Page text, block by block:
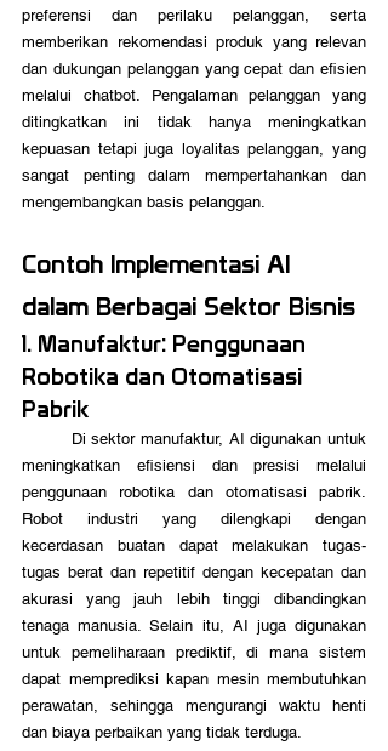
preferensi dan perilaku pelanggan, serta
memberikan rekomendasi produk yang relevan
dan dukungan pelanggan yang cepat dan efisien
melalui chatbot. Pengalaman pelanggan yang
ditingkatkan ini tidak hanya meningkatkan
kepuasan tetapi juga loyalitas pelanggan, yang
sangat penting dalam mempertahankan dan
mengembangkan basis pelanggan.
Contoh Implementasi AI
dalam Berbagai Sektor Bisnis
1. Manufaktur: Penggunaan
Robotika dan Otomatisasi
Pabrik
meningkatkan efisiensi dan presisi melalui
penggunaan robotika dan otomatisasi pabrik.
Robot industri yang dilengkapi dengan
kecerdasan buatan dapat melakukan tugas-
tugas berat dan repetitif dengan kecepatan dan
akurasi yang jauh lebih tinggi dibandingkan
tenaga manusia. Selain itu, AI juga digunakan
untuk pemeliharaan prediktif, di mana sistem
dapat memprediksi kapan mesin membutuhkan
perawatan, sehingga mengurangi waktu henti
dan biaya perbaikan yang tidak terduga.